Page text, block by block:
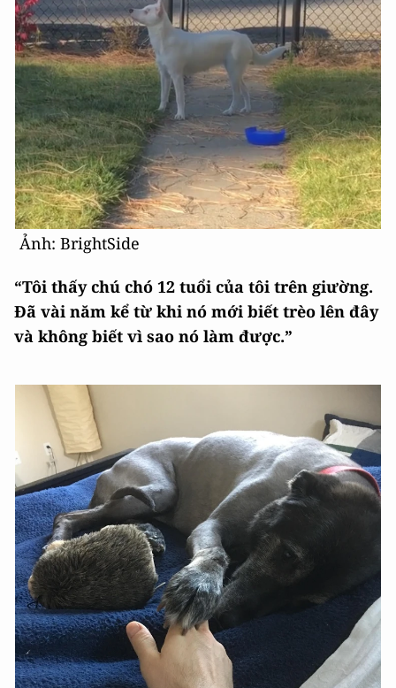
Ảnh: BrightSide
“Tôi thấy chú chó 12 tuổi của tôi trên giường.
Đã vài năm kể từ khi nó mới biết trèo lên đây
và không biết vì sao nó làm được.”